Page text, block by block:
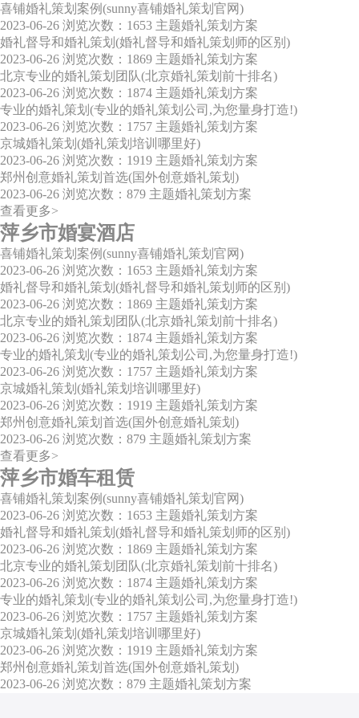
喜铺婚礼策划案例(sunny喜铺婚礼策划官网)
2023-06-26 浏览次数：1653 主题婚礼策划方案
婚礼督导和婚礼策划(婚礼督导和婚礼策划师的区别)
2023-06-26 浏览次数：1869 主题婚礼策划方案
北京专业的婚礼策划团队(北京婚礼策划前十排名)
2023-06-26 浏览次数：1874 主题婚礼策划方案
专业的婚礼策划(专业的婚礼策划公司,为您量身打造!)
2023-06-26 浏览次数：1757 主题婚礼策划方案
京城婚礼策划(婚礼策划培训哪里好)
2023-06-26 浏览次数：1919 主题婚礼策划方案
郑州创意婚礼策划首选(国外创意婚礼策划)
2023-06-26 浏览次数：879 主题婚礼策划方案
查看更多>
萍乡市婚宴酒店
喜铺婚礼策划案例(sunny喜铺婚礼策划官网)
2023-06-26 浏览次数：1653 主题婚礼策划方案
婚礼督导和婚礼策划(婚礼督导和婚礼策划师的区别)
2023-06-26 浏览次数：1869 主题婚礼策划方案
北京专业的婚礼策划团队(北京婚礼策划前十排名)
2023-06-26 浏览次数：1874 主题婚礼策划方案
专业的婚礼策划(专业的婚礼策划公司,为您量身打造!)
2023-06-26 浏览次数：1757 主题婚礼策划方案
京城婚礼策划(婚礼策划培训哪里好)
2023-06-26 浏览次数：1919 主题婚礼策划方案
郑州创意婚礼策划首选(国外创意婚礼策划)
2023-06-26 浏览次数：879 主题婚礼策划方案
查看更多>
萍乡市婚车租赁
喜铺婚礼策划案例(sunny喜铺婚礼策划官网)
2023-06-26 浏览次数：1653 主题婚礼策划方案
婚礼督导和婚礼策划(婚礼督导和婚礼策划师的区别)
2023-06-26 浏览次数：1869 主题婚礼策划方案
北京专业的婚礼策划团队(北京婚礼策划前十排名)
2023-06-26 浏览次数：1874 主题婚礼策划方案
专业的婚礼策划(专业的婚礼策划公司,为您量身打造!)
2023-06-26 浏览次数：1757 主题婚礼策划方案
京城婚礼策划(婚礼策划培训哪里好)
2023-06-26 浏览次数：1919 主题婚礼策划方案
郑州创意婚礼策划首选(国外创意婚礼策划)
2023-06-26 浏览次数：879 主题婚礼策划方案